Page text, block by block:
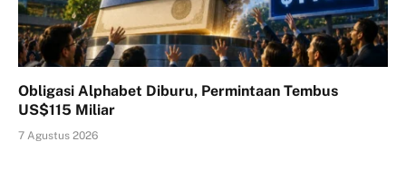
Obligasi Alphabet Diburu, Permintaan Tembus
US$115 Miliar
7 Agustus 2026